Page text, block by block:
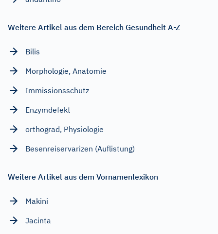
Weitere Artikel aus dem Bereich Gesundheit A-Z
Bilis
Morphologie, Anatomie
Immissionsschutz
Enzymdefekt
orthograd, Physiologie
Besenreiservarizen (Auflistung)
Weitere Artikel aus dem Vornamenlexikon
Makini
Jacinta